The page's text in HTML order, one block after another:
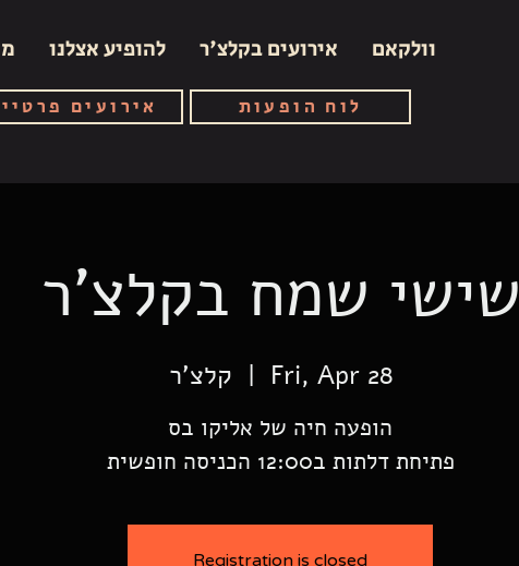
וולקאם אירועים בקלצ'ר להופיע אצלנו
אירועים לוח הופעות
שישי שמח בקלצ'ר
Fri, Apr 28
  |
קלצ'ר
פתיחת דלתות ב12:00 הכניסה חופשית
Registration is closed